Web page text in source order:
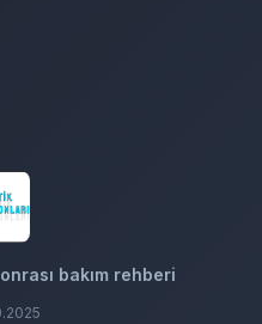
bakım rehberi